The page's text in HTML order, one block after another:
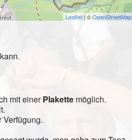
Leaflet| ©OpenStreetMap
mit einerPlakette möglich.
Verfügung.